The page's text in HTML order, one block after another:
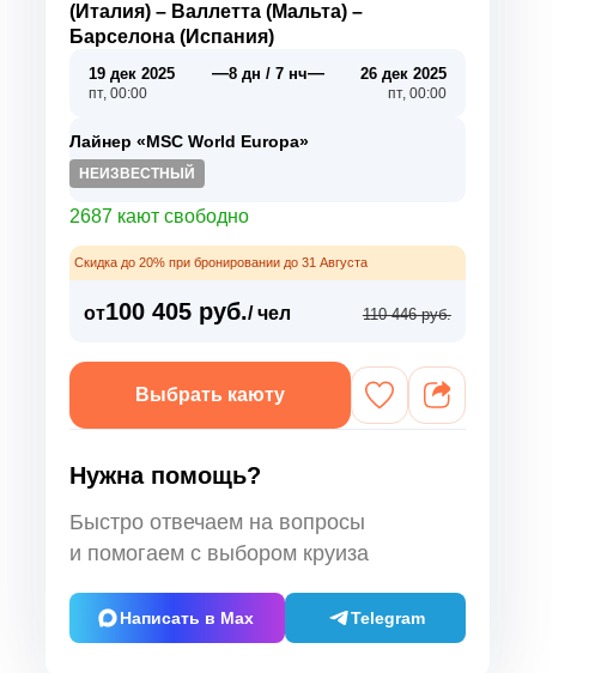
(Италия) – Валлетта (Мальта) –
Барселона (Испания)
19 дек 2025
пт, 00:00
—8 дн / 7 нч— 26 дек 2025
пт, 00:00
Лайнер «MSC World Europa»
НЕИЗВЕСТНЫЙ
2687 кают свободно
Скидка до 20% при бронировании до 31 Августа
от100 405 руб./ чел 110 446 руб.
Выбрать каюту
Нужна помощь?
Быстро отвечаем на вопросы
и помогаем с выбором круиза
Написать в Max Telegram